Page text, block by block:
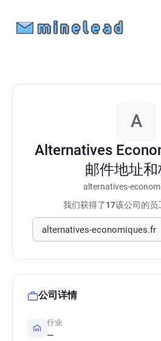
A
Alternatives
邮件地址
alternatives-
我们获得了17该公司的员
公司详情
行业
—